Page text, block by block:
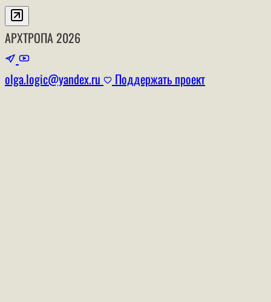
АРХТРОПА 2026
olga.logic@yandex.ru Поддержать проект